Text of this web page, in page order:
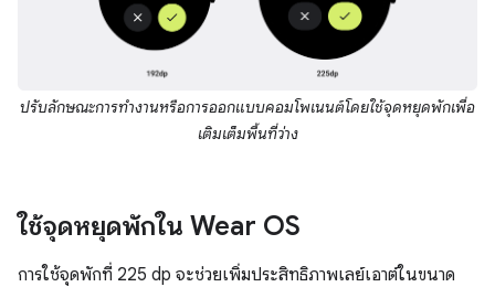
ปรับลักษณะการทำงานหรือการออกแบบคอมโพเนนต์โดยใช้จุดหยุดพักเพื่อ
เติมเต็มพื้นที่ว่าง
ใช้จุดหยุดพักใน Wear OS
การใช้จุดพักที่ 225 dp จะช่วยเพิ่มประสิทธิภาพเลย์เอาต์ในขนาด